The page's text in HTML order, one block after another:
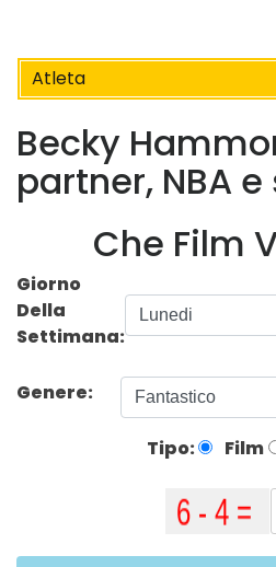
Atleta
Becky
partner, NBA
Che Film
Giorno
Della
Settimana:
Genere:
Tipo: Film